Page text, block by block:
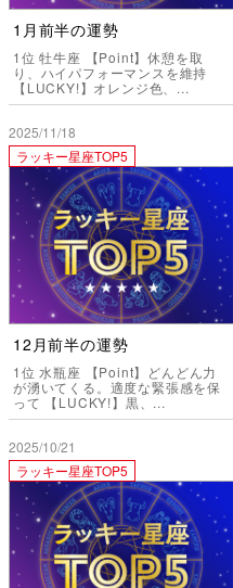
1月前半の運勢
1位 牡牛座 【Point】休憩を取
り、ハイパフォーマンスを維持
【LUCKY!】オレンジ色、...
2025/11/18
ラッキー星座TOP5
12月前半の運勢
1位 水瓶座 【Point】どんどん力
が湧いてくる。適度な緊張感を保
って 【LUCKY!】黒、...
2025/10/21
ラッキー星座TOP5